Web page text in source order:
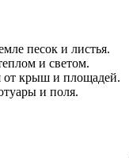
песок и листья.
и светом.
от крыш и площадей.
и поля.